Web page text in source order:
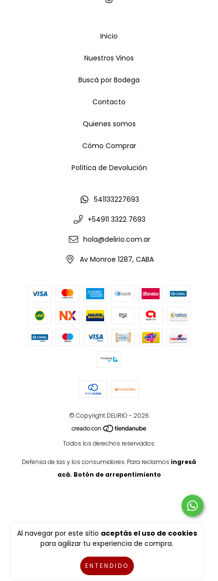
Al navegar por este sitio aceptás el uso de cookies
para agilizar tu experiencia de compra.
ENTENDIDO
Inicio
Nuestros Vinos
Buscá por Bodega
Contacto
Quienes somos
Cómo Comprar
Política de Devolución
541133227693
+54911 3322 7693
hola@delirio.com.ar
Av Monroe 1287, CABA
© Copyright DELIRIO - 2026
Todos los derechos reservados.
Defensa de las y los consumidores. Para reclamos ingresá
acá. Botón de arrepentimiento